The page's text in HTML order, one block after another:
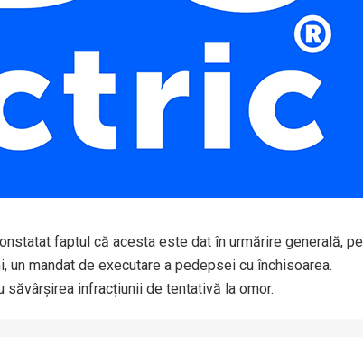
faptul că acesta este dat în urmărire generală, pe
mandat de executare a pedepsei cu închisoarea.
infracțiunii de tentativă la omor.